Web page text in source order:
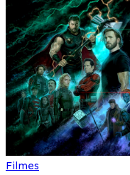
Filmes